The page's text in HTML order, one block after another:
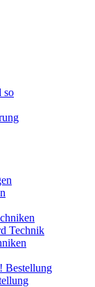
so
Technik
Bestellung